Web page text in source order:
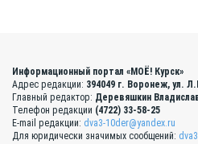
Информационный портал «МОЁ! Курск»
Адрес редакции: 394049 г. Воронеж, ул.
Главный редактор: Деревяшкин
Телефон редакции (4722) 33-58-25
E-mail редакции: dva3-10der@yandex.ru
Для юридически значимых сообщений: